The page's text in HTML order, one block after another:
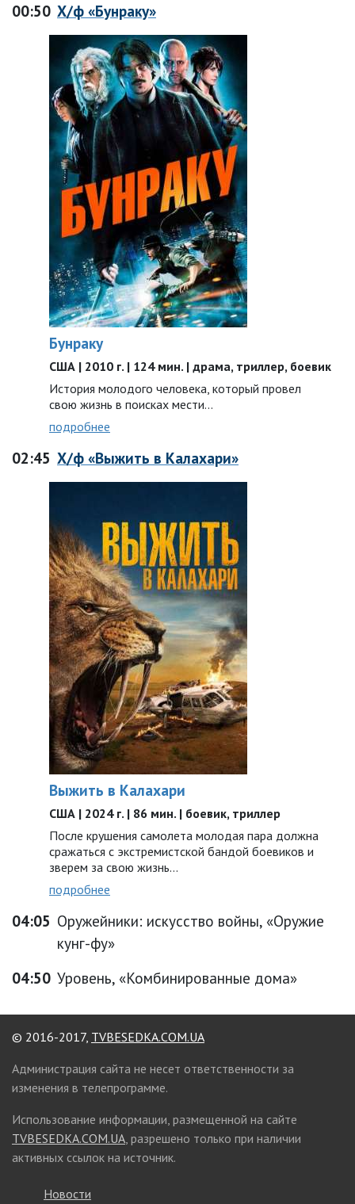
00:50 Х/ф «Бунраку»
Бунраку
США | 2010 г. | 124 мин. | драма, триллер, боевик
История молодого человека, который провел
свою жизнь в поисках мести…
подробнее
02:45 Х/ф «Выжить в Калахари»
Выжить в Калахари
США | 2024 г. | 86 мин. | боевик, триллер
После крушения самолета молодая пара должна
сражаться с экстремистской бандой боевиков и
зверем за свою жизнь...
подробнее
04:05 Оружейники: искусство войны, «Оружие
кунг-фу»
04:50 Уровень, «Комбинированные дома»
© 2016-2017, TVBESEDKA.COM.UA
Администрация сайта не несет ответственности за
изменения в телепрограмме.
Использование информации, размещенной на сайте
TVBESEDKA.COM.UA, разрешено только при наличии
активных ссылок на источник.
Новости